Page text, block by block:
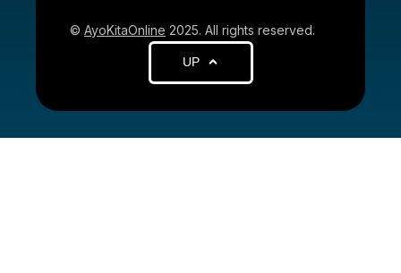
© AyoKitaOnline 2025. All rights reserved.
UP